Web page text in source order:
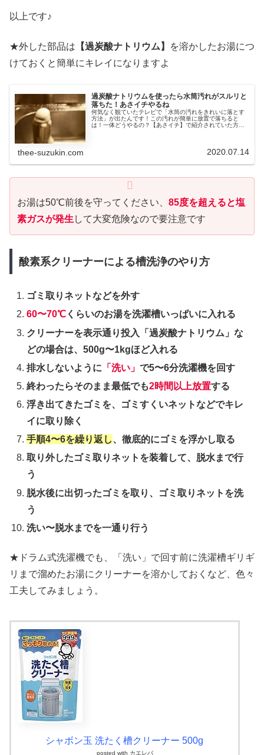
以上です♪
★外した部品は 【過炭酸ナトリウム】
を溶かしたお湯につ
けておくと簡単にキレイになりますよ
過炭酸ナトリウムを使ったら水筒汚れがスルリと
落ちた！あさイチやるね
何気なく観ていたテレビで「水筒の汚れをきれいに落とす
方法」が出たんです！この汚れが簡単に放置で落ちると
は！一体どうやるの？【あさイチ】で紹介されていた方法
thee-suzukin.com 2020.07.14
お湯は50℃前後を守ってください、 85度を超えると塩
素ガスが発生して大変危険なので要注意です
酸素系クリーナーによる槽洗浄のやり方
ゴミ取りネットなどを外す
60〜70℃ くらいのお湯を洗濯槽いっぱいに入れる
クリーナーを表示通り投入「過炭酸ナトリウム」な
どの場合は、500g〜1kgほど入れる
排水しないように 「洗い」で5〜6分洗濯機を回す
終わったらそのまま最低でも2時間以上放置する
浮き出てきたゴミを、ゴミすくいネットなどでキレ
イに取り除く
手順4〜6を繰り返し、徹底的にゴミを浮かし取る
取り外したゴミ取りネットを装着して、脱水まで行
う
脱水後に出切ったゴミを取り、ゴミ取りネットを洗
う
洗い〜脱水までを一通り行う
★ドラム式洗濯機でも、「洗い」で回す前に洗濯槽ギリギ
リまで溜めたお湯にクリーナーを溶かしておくなど、色々
工夫してみましょう。
シャボン玉 洗たく槽クリーナー 500g
posted with カエレバ